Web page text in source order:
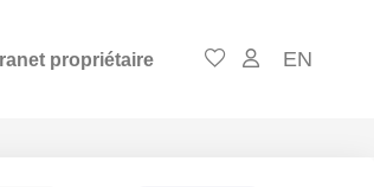
propriétaire EN